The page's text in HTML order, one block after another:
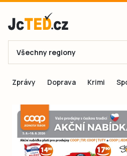
E-mail
Přihlásit
Všechny regiony
Zprávy Doprava Krimi